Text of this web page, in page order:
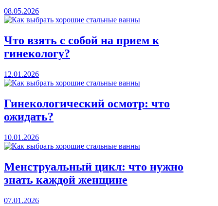
08.05.2026
Что взять с собой на прием к
гинекологу?
12.01.2026
Гинекологический осмотр: что
ожидать?
10.01.2026
Менструальный цикл: что нужно
знать каждой женщине
07.01.2026